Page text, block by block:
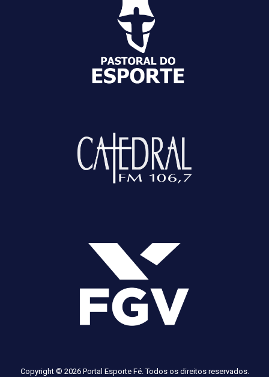
Copyright © 2026 Portal Esporte Fé. Todos os direitos reservados.